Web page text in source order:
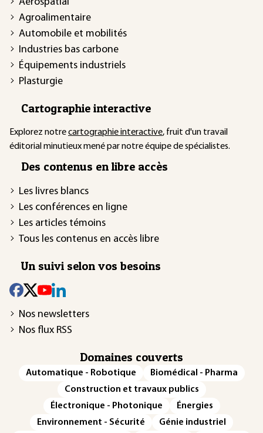
Agroalimentaire
Automobile et mobilités
Industries bas carbone
Équipements industriels
Plasturgie
Cartographie interactive
Explorez notrecartographie interactive, fruit d'un travail
éditorial minutieux mené par notre équipe de spécialistes.
Des contenus en libre accès
Les livres blancs
Les conférences en ligne
Les articles témoins
Tous les contenus en accès libre
Un suivi selon vos besoins
Nos newsletters
Nos flux RSS
Domaines couverts
Automatique - Robotique
Biomédical - Pharma
Construction et travaux publics
Électronique - Photonique
Énergies
Environnement - Sécurité
Génie industriel